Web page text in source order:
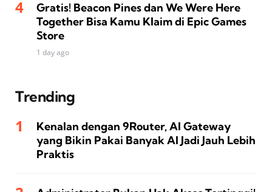
Gratis! Beacon Pines dan We Were Here
Together Bisa Kamu Klaim di Epic Games
Store
1 day ago
Trending
Kenalan dengan 9Router, AI Gateway
yang Bikin Pakai Banyak AI Jadi Jauh Lebih
Praktis